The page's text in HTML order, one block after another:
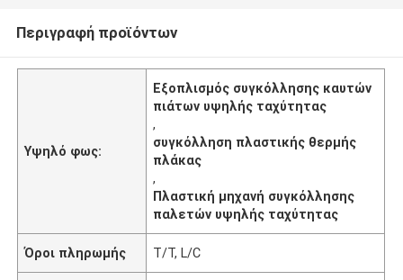
Περιγραφή προϊόντων
Υψηλό φως:
Εξοπλισμός συγκόλλησης καυτών
πιάτων υψηλής ταχύτητας
,
συγκόλληση πλαστικής θερμής
πλάκας
,
Πλαστική μηχανή συγκόλλησης
παλετών υψηλής ταχύτητας
Όροι πληρωμής T/T, L/C